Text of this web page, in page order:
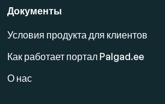
Документы
Условия продукта для клиентов
Как работает портал Palgad.ee
О нас